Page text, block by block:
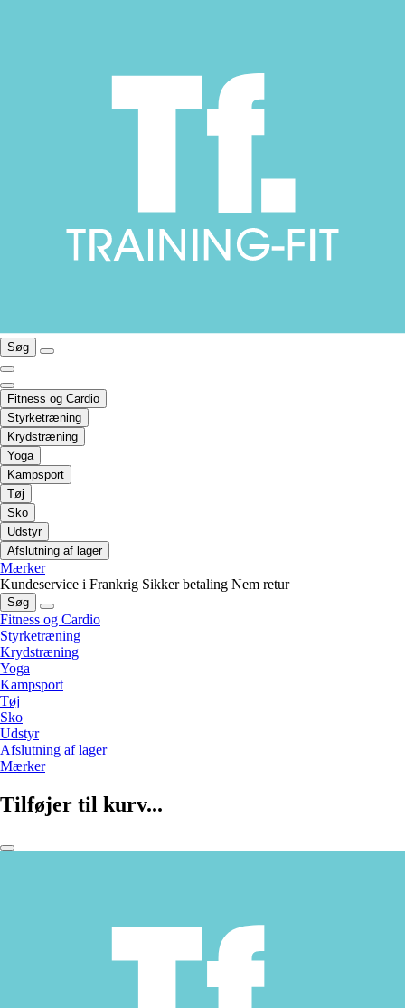
Søg
Fitness og Cardio
Styrketræning
Krydstræning
Yoga
Kampsport
Tøj
Sko
Udstyr
Afslutning af lager
Mærker
Kundeservice i Frankrig Sikker betaling Nem retur
Søg
Fitness og Cardio
Styrketræning
Krydstræning
Yoga
Kampsport
Tøj
Sko
Udstyr
Afslutning af lager
Mærker
Tilføjer til kurv...